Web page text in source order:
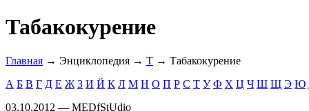
Табакокурение
Главная → Энциклопедия → Т → Табакокурение
А Б В Г Д Е Ж З И Й К Л М Н О П Р С Т У Ф Х Ц Ч Ш Щ Э Ю
03.10.2012 — MEDfStUdio